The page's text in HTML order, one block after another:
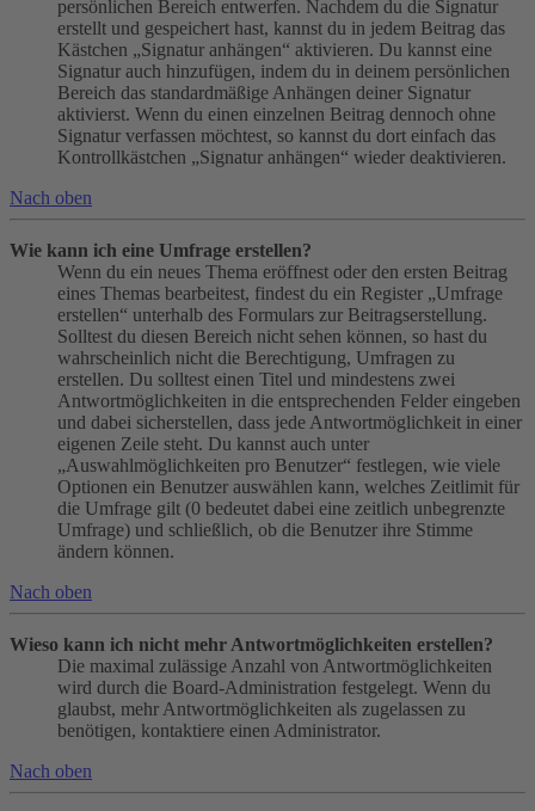
persönlichen Bereich entwerfen. Nachdem du die Signatur
erstellt und gespeichert hast, kannst du in jedem Beitrag das
Kästchen „Signatur anhängen“ aktivieren. Du kannst eine
Signatur auch hinzufügen, indem du in deinem persönlichen
Bereich das standardmäßige Anhängen deiner Signatur
aktivierst. Wenn du einen einzelnen Beitrag dennoch ohne
Signatur verfassen möchtest, so kannst du dort einfach das
Kontrollkästchen „Signatur anhängen“ wieder deaktivieren.
Nach oben
Wie kann ich eine Umfrage erstellen?
Wenn du ein neues Thema eröffnest oder den ersten Beitrag
eines Themas bearbeitest, findest du ein Register „Umfrage
erstellen“ unterhalb des Formulars zur Beitragserstellung.
Solltest du diesen Bereich nicht sehen können, so hast du
wahrscheinlich nicht die Berechtigung, Umfragen zu
erstellen. Du solltest einen Titel und mindestens zwei
Antwortmöglichkeiten in die entsprechenden Felder eingeben
und dabei sicherstellen, dass jede Antwortmöglichkeit in einer
eigenen Zeile steht. Du kannst auch unter
„Auswahlmöglichkeiten pro Benutzer“ festlegen, wie viele
Optionen ein Benutzer auswählen kann, welches Zeitlimit für
die Umfrage gilt (0 bedeutet dabei eine zeitlich unbegrenzte
Umfrage) und schließlich, ob die Benutzer ihre Stimme
ändern können.
Nach oben
Wieso kann ich nicht mehr Antwortmöglichkeiten erstellen?
Die maximal zulässige Anzahl von Antwortmöglichkeiten
wird durch die Board-Administration festgelegt. Wenn du
glaubst, mehr Antwortmöglichkeiten als zugelassen zu
benötigen, kontaktiere einen Administrator.
Nach oben